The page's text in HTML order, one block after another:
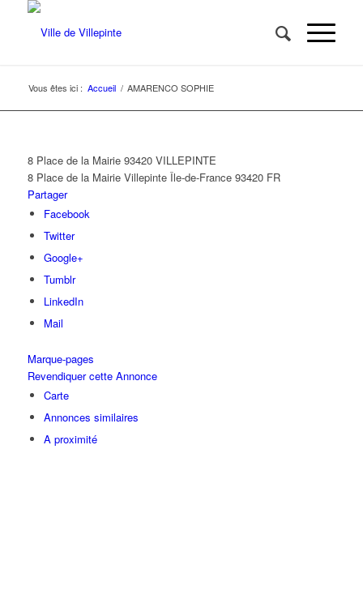
Vous êtes ici : Accueil / AMARENCO SOPHIE
8 Place de la Mairie 93420 VILLEPINTE
8 Place de la Mairie Villepinte Île-de-France 93420 FR
Partager
Facebook
Twitter
Google+
Tumblr
LinkedIn
Mail
Marque-pages
Revendiquer cette Annonce
Carte
Annonces similaires
A proximité